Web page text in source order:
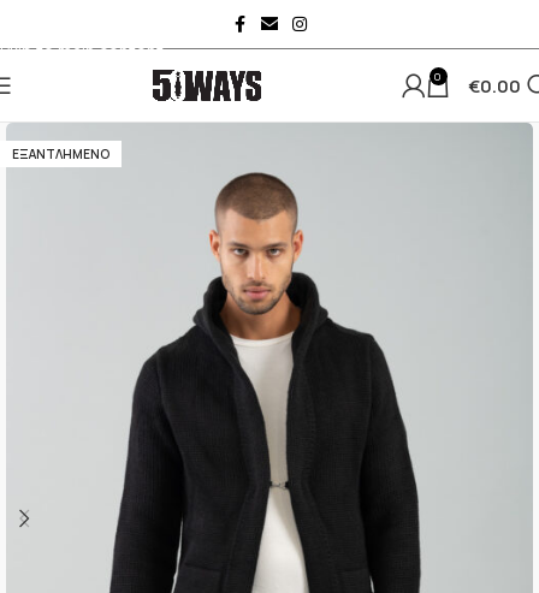
Skip to main content
0 €0.00
ΕΞΑΝΤΛΗΜΈΝΟ